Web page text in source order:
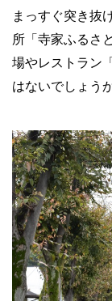
まっすぐ突き抜
所「寺家ふるさ
場やレストラン
はないでしょう